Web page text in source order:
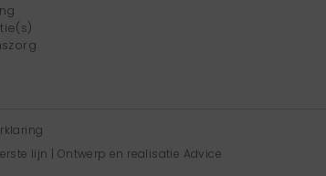
lijn | Ontwerp en realisatie Advice